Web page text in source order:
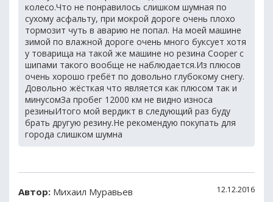
колесо.Что не понравилось слишком шумная по
сухому асфальту, при мокрой дороге очень плохо
тормозит чуть в аварию не попал. На моей машине
зимой по влажной дороге очень много буксует хотя
у товарища на такой же машине но резина Cooper с
шипами такого вообще не наблюдается.Из плюсов
очень хорошо гребёт по довольно глубокому снегу.
Довольно жёсткая что является как плюсом так и
минусомЗа пробег 12000 км не видно износа
резиныИтого мой вердикт в следующий раз буду
брать другую резину.Не рекомендую покупать для
города слишком шумна
Автор: Михаил Муравьев 12.12.2016